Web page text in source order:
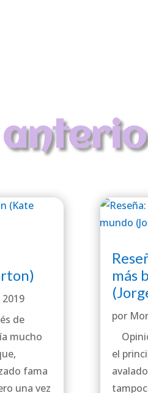
2019
de
mucho
fama
una vez
más
por
el